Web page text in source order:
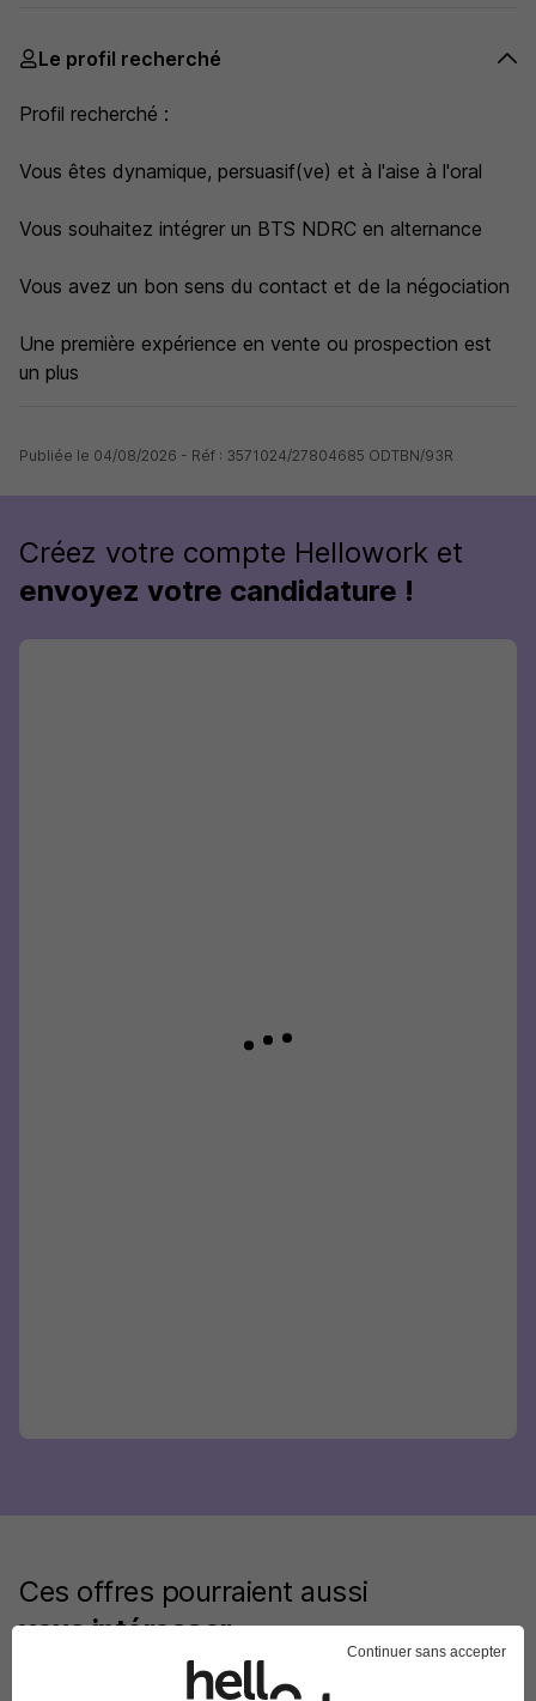
Le profil recherché
Profil recherché :
Vous êtes dynamique, persuasif(ve) et à l'aise à l'oral
Vous souhaitez intégrer un BTS NDRC en alternance
Vous avez un bon sens du contact et de la négociation
Une première expérience en vente ou prospection est
un plus
Publiée le 04/08/2026 - Réf : 3571024/27804685 ODTBN/93R
Créez votre compte Hellowork et
envoyez votre candidature !
Ces offres pourraient aussi
vous intéresser
Continuer sans accepter